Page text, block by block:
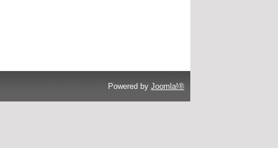
Powered by Joomla!®